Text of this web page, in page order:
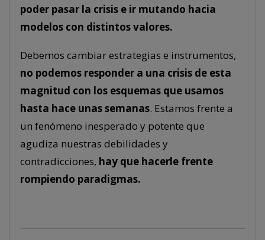
poder pasar la crisis e ir mutando hacia
modelos con distintos valores.
Debemos cambiar estrategias e instrumentos,
no podemos responder a una crisis de esta
magnitud con los esquemas que usamos
hasta hace unas semanas. Estamos frente a
un fenómeno inesperado y potente que
agudiza nuestras debilidades y
contradicciones, hay que hacerle frente
rompiendo paradigmas.